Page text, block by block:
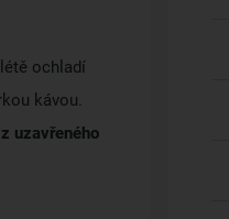
ochladí
kávou.
uzavřeného